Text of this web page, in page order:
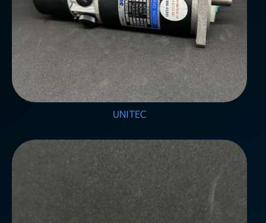
UNITEC